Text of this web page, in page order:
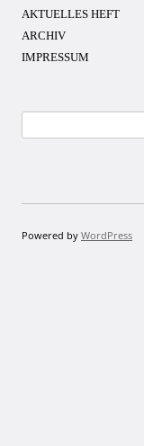
AKTUELLES HEFT
ARCHIV
IMPRESSUM
nach:
Powered by WordPress